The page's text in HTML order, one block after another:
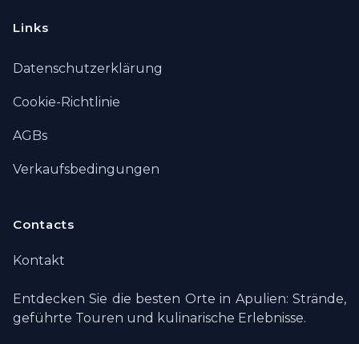
Links
Datenschutzerklärung
Cookie-Richtlinie
AGBs
Verkaufsbedingungen
Contacts
Kontakt
Entdecken Sie die besten Orte in Apulien: Strände,
geführte Touren und kulinarische Erlebnisse.